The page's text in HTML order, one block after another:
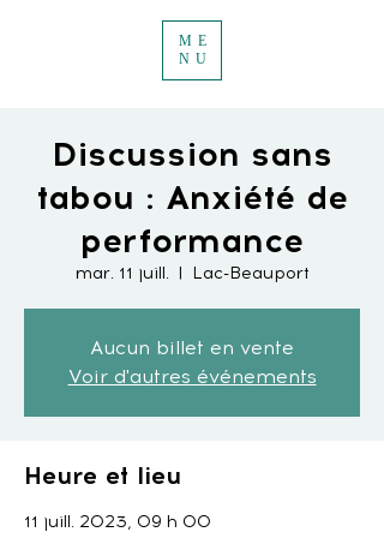
ME
NU
Discussion sans
tabou : Anxiété de
performance
mar. 11 juill.
  |
Lac-Beauport
Aucun billet en vente
Voir d'autres événements
Heure et lieu
11 juill. 2023, 09 h 00